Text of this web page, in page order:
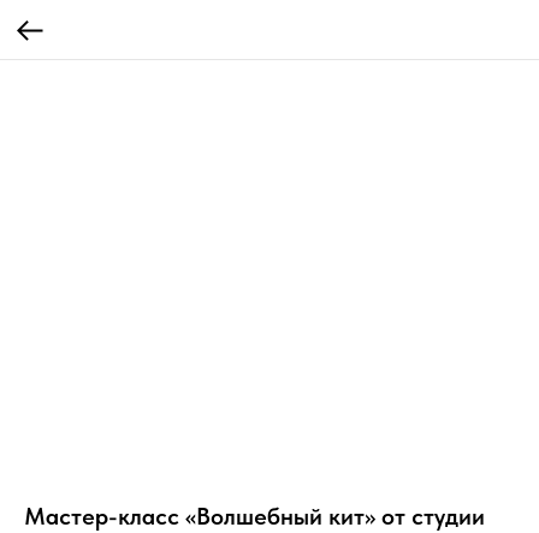
Мастер-класс «Волшебный кит» от студии